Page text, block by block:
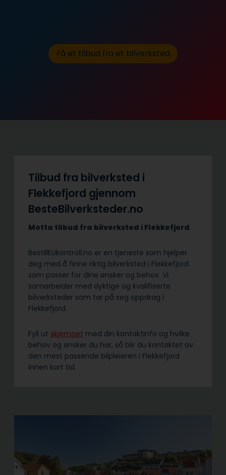
Få et tilbud fra et bilverksted
Tilbud fra bilverksted i
Flekkefjord gjennom
BesteBilverksteder.no
Motta tilbud fra bilverksted i Flekkefjord
BestillEUkontroll.no er en tjeneste som hjelper
deg med å finne riktig bilverksted i Flekkefjord
som passer for dine ønsker og behov. Vi
samarbeider med dyktige og kvalifiserte
bilverksteder som tar på seg oppdrag i
Flekkefjord.
Fyll ut skjemaet med din kontaktinfo og hvilke
behov og ønsker du har, så blir du kontaktet av
den mest passende bilpleieren i Flekkefjord
innen kort tid.